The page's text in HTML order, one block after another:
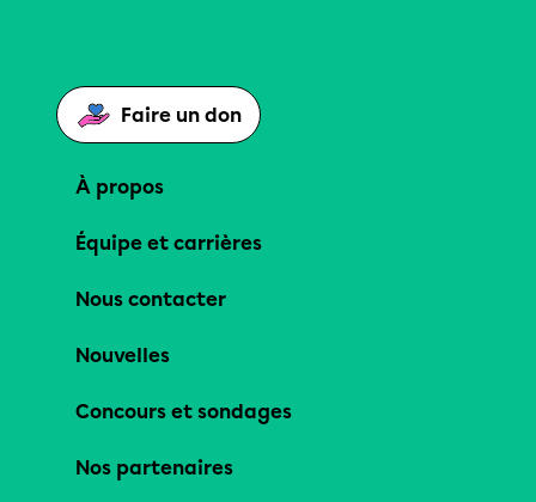
Faire un don
À propos
Équipe et carrières
Nous contacter
Nouvelles
Concours et sondages
Nos partenaires